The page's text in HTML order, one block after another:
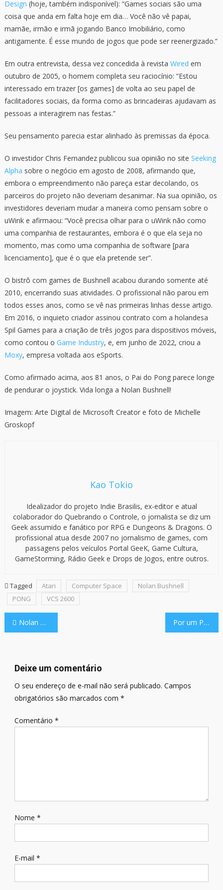
Design (hoje, também indisponível): “Games sociais são uma
coisa que anda em falta hoje em dia… Você não vê papai,
mamãe, irmão e irmã jogando Banco Imobiliário, como
antigamente. É esse mundo de jogos que pode ser reenergizado.”
Em outra entrevista, dessa vez concedida à revista Wired em
outubro de 2005, o homem completa seu raciocínio: “Estou
interessado em trazer [os games] de volta ao seu papel de
facilitadores sociais, da forma como as brincadeiras ajudavam as
pessoas a interagirem nas festas.”
Seu pensamento parecia estar alinhado às premissas da época.
O investidor Chris Fernandez publicou sua opinião no site Seeking
Alpha sobre o negócio em agosto de 2008, afirmando que,
embora o empreendimento não pareça estar decolando, os
parceiros do projeto não deveriam desanimar. Na sua opinião, os
investidores deveriam mudar a maneira como pensam sobre o
uWink e afirmaou: “Você precisa olhar para o uWink não como
uma companhia de restaurantes, embora é o que ela seja no
momento, mas como uma companhia de software [para
licenciamento], que é o que ela pretende ser”.
O bistrô com games de Bushnell acabou durando somente até
2010, encerrando suas atividades. O profissional não parou em
todos esses anos, como se vê nas primeiras linhas desse artigo.
Em 2016, o inquieto criador assinou contrato com a holandesa
Spil Games para a criação de três jogos para dispositivos móveis,
como contou o Game Industry, e, em junho de 2022, criou a
Moxy, empresa voltada aos eSports.
Como afirmado acima, aos 81 anos, o Pai do Pong parece longe
de pendurar o joystick. Vida longa a Nolan Bushnell!
Imagem: Arte Digital de Microsoft Creator e foto de Michelle
Groskopf
Kao Tokio
Idealizador do projeto Indie Brasilis, ex-editor e atual
colaborador do Quebrando o Controle, o jornalista se diz um
Geek assumido e fanático por RPG e Dungeons & Dragons. O
profissional atua desde 2007 no jornalismo de games, com
passagens pelos veículos Portal GeeK, Game Cultura,
GameStorming, Rádio Geek e Drops de Jogos, entre outros.
Tagged Atari Computer Space
Nolan Bushnell
PONG
VCS 2600
Navegação
Post
Nolan Bushnell, a lenda viva! | Momento Retro Por um Punhado de Bits: Como fazer um jogo de sucesso
Deixe um comentário
O seu endereço de e-mail não será publicado. Campos
obrigatórios são marcados com *
Comentário *
Nome *
E-mail *